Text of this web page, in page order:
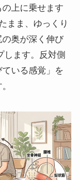
上に乗せます
まま、ゆっくり
奥が深く伸び
します。反対側
いる感覚」を